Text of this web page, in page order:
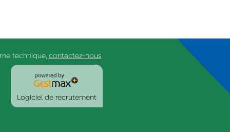
technique, contactez-nous.
Logiciel de recrutement